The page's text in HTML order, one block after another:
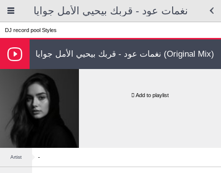
نغمات عود - قربك بيحيي الأمل جوايا
DJ record pool Styles
نغمات عود - قربك بيحيي الأمل جوايا (Original Mix)
Add to playlist
Artist -